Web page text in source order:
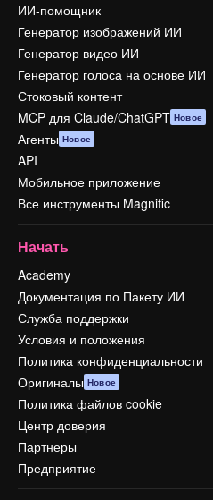
ИИ-помощник
Генератор изображений ИИ
Генератор видео ИИ
Генератор голоса на основе ИИ
Стоковый контент
MCP для Claude/ChatGPT Новое
Агенты Новое
API
Мобильное приложение
Все инструменты Magnific
Начать
Academy
Документация по Пакету ИИ
Служба поддержки
Условия и положения
Политика конфиденциальности
Оригиналы Новое
Политика файлов cookie
Центр доверия
Партнеры
Предприятие